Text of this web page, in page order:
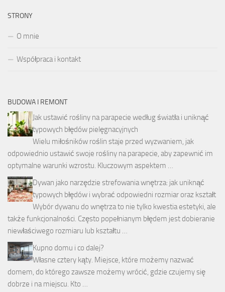
STRONY
O mnie
Współpraca i kontakt
BUDOWA I REMONT
Jak ustawić rośliny na parapecie według światła i uniknąć
typowych błędów pielęgnacyjnych
Wielu miłośników roślin staje przed wyzwaniem, jak
odpowiednio ustawić swoje rośliny na parapecie, aby zapewnić im
optymalne warunki wzrostu. Kluczowym aspektem …
Dywan jako narzędzie strefowania wnętrza: jak uniknąć
typowych błędów i wybrać odpowiedni rozmiar oraz kształt
Wybór dywanu do wnętrza to nie tylko kwestia estetyki, ale
także funkcjonalności. Często popełnianym błędem jest dobieranie
niewłaściwego rozmiaru lub kształtu …
Kupno domu i co dalej?
Własne cztery kąty. Miejsce, które możemy nazwać
domem, do którego zawsze możemy wrócić, gdzie czujemy się
dobrze i na miejscu. Kto …